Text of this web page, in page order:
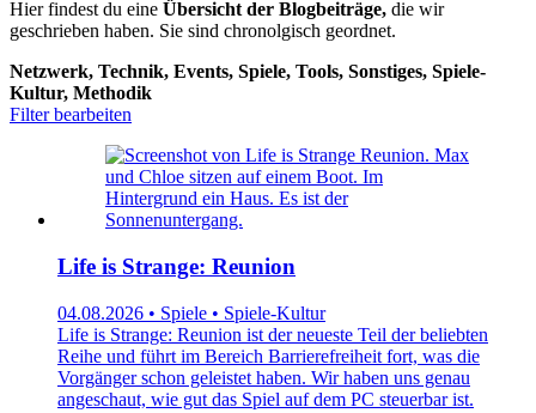
Hier findest du eine Übersicht der Blogbeiträge, die wir
geschrieben haben. Sie sind chronolgisch geordnet.
Netzwerk, Technik, Events, Spiele, Tools, Sonstiges, Spiele-
Kultur, Methodik
Filter bearbeiten
Life is Strange: Reunion
04.08.2026 • Spiele • Spiele-Kultur
Life is Strange: Reunion ist der neueste Teil der beliebten
Reihe und führt im Bereich Barrierefreiheit fort, was die
Vorgänger schon geleistet haben. Wir haben uns genau
angeschaut, wie gut das Spiel auf dem PC steuerbar ist.